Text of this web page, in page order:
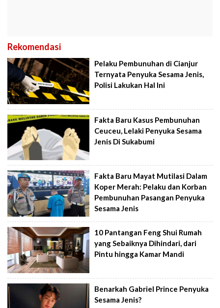
Rekomendasi
Pelaku Pembunuhan di Cianjur
Ternyata Penyuka Sesama Jenis,
Polisi Lakukan Hal Ini
Fakta Baru Kasus Pembunuhan
Ceuceu, Lelaki Penyuka Sesama
Jenis Di Sukabumi
Fakta Baru Mayat Mutilasi Dalam
Koper Merah: Pelaku dan Korban
Pembunuhan Pasangan Penyuka
Sesama Jenis
10 Pantangan Feng Shui Rumah
yang Sebaiknya Dihindari, dari
Pintu hingga Kamar Mandi
Benarkah Gabriel Prince Penyuka
Sesama Jenis?